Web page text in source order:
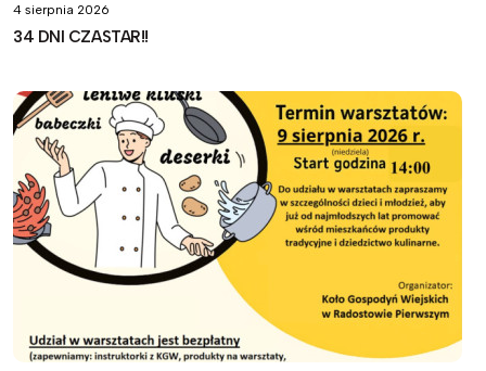
4 sierpnia 2026
34 DNI CZASTAR!!